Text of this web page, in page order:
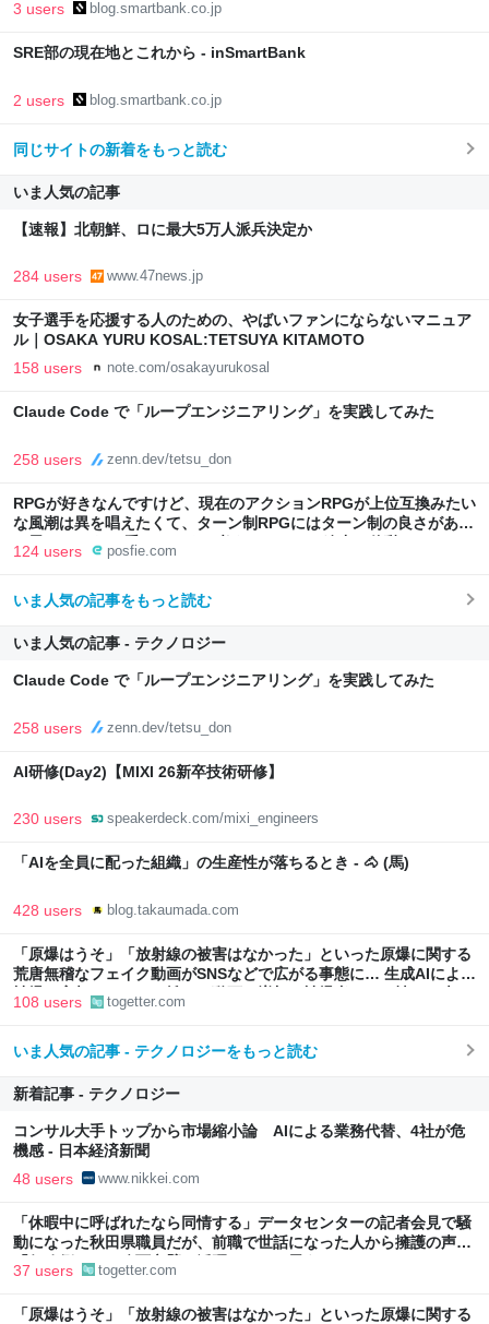
3 users blog.smartbank.co.jp
SRE部の現在地とこれから - inSmartBank
2 users blog.smartbank.co.jp
同じサイトの新着をもっと読む
いま人気の記事
【速報】北朝鮮、ロに最大5万人派兵決定か
284 users www.47news.jp
女子選手を応援する人のための、やばいファンにならないマニュア
ル｜OSAKA YURU KOSAL:TETSUYA KITAMOTO
158 users note.com/osakayurukosal
Claude Code で「ループエンジニアリング」を実践してみた
258 users zenn.dev/tetsu_don
RPGが好きなんですけど、現在のアクションRPGが上位互換みたい
な風潮は異を唱えたくて、ターン制RPGにはターン制の良さがある
と思ってます 一手をじっくり考えられたり、途中で休憩したりでき
るのがターン制の良さじゃないですか もっとターン制を煮詰めて欲
(´・ω・｀)」
124 users posfie.com
いま人気の記事をもっと読む
いま人気の記事 - テクノロジー
Claude Code で「ループエンジニアリング」を実践してみた
258 users zenn.dev/tetsu_don
AI研修(Day2)【MIXI 26新卒技術研修】
230 users speakerdeck.com/mixi_engineers
「AIを全員に配った組織」の生産性が落ちるとき - 🐴 (馬)
428 users blog.takaumada.com
「原爆はうそ」「放射線の被害はなかった」といった原爆に関する
荒唐無稽なフェイク動画がSNSなどで広がる事態に… 生成AIによる
被爆の実相からはかけ離れた動画も増加、被爆者からは憤りの声も
108 users togetter.com
いま人気の記事 - テクノロジーをもっと読む
新着記事 - テクノロジー
コンサル大手トップから市場縮小論 AIによる業務代替、4社が危
機感 - 日本経済新聞
48 users www.nikkei.com
「休暇中に呼ばれたなら同情する」データセンターの記者会見で騒
動になった秋田県職員だが、前職で世話になった人から擁護の声
「行政側として八面六臂の活躍をしたと思う」
37 users togetter.com
「原爆はうそ」「放射線の被害はなかった」といった原爆に関する